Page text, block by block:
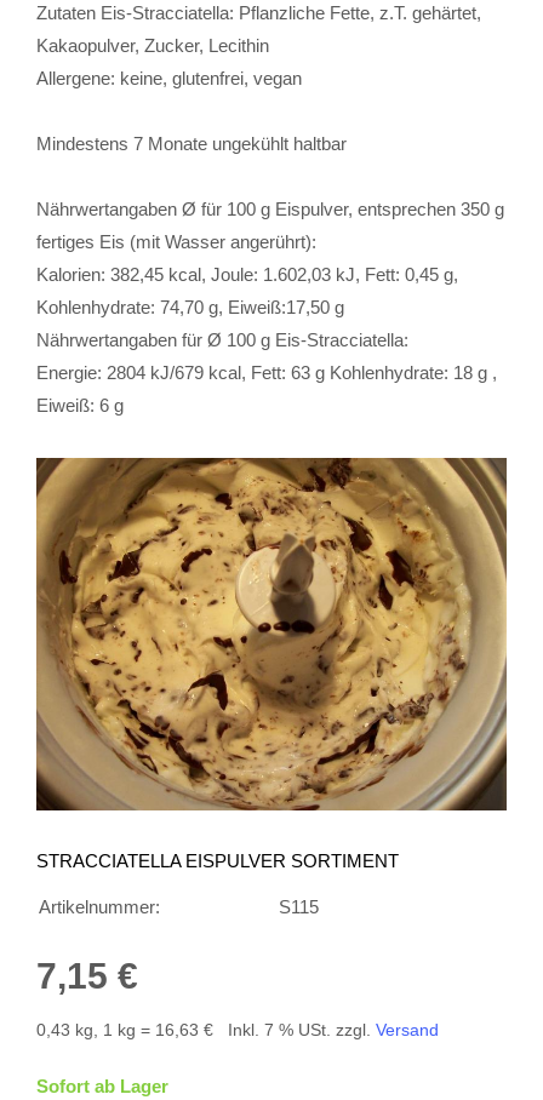
Zutaten Eis-Stracciatella: Pflanzliche Fette, z.T. gehärtet,
Kakaopulver, Zucker, Lecithin
Allergene: keine, glutenfrei, vegan
Mindestens 7 Monate ungekühlt haltbar
Nährwertangaben Ø für 100 g Eispulver, entsprechen 350 g
fertiges Eis (mit Wasser angerührt):
Kalorien: 382,45 kcal, Joule: 1.602,03 kJ, Fett: 0,45 g,
Kohlenhydrate: 74,70 g, Eiweiß:17,50 g
Nährwertangaben für Ø 100 g Eis-Stracciatella:
Energie: 2804 kJ/679 kcal, Fett: 63 g Kohlenhydrate: 18 g ,
Eiweiß: 6 g
STRACCIATELLA EISPULVER SORTIMENT
Artikelnummer: S115
7,15 €
0,43 kg, 1 kg = 16,63 € Inkl. 7 % USt. zzgl. Versand
Sofort ab Lager